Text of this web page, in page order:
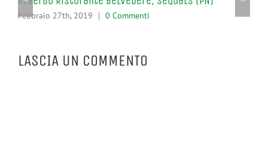
Febbraio 27th, 2019 | 0 Commenti
LASCIA UN COMMENTO